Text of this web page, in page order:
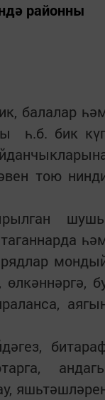
районны
балалар
һ.б. бик
тою